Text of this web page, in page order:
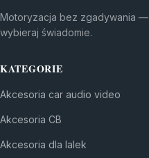
Motoryzacja bez zgadywania —
wybieraj świadomie.
KATEGORIE
Akcesoria car audio video
Akcesoria CB
Akcesoria dla lalek